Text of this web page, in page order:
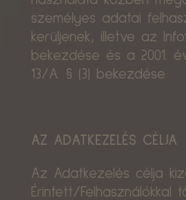
személyes adatai
kerüljenek, illetve az
bekezdése és a 2001.
13/A. § (3) bekezdése.
AZ ADATKEZELÉS CÉLJA
Az Adatkezelés célja
Érintett/Felhasználókkal